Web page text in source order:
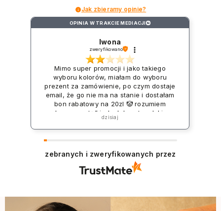
Jak zbieramy opinie?
OPINIA W TRAKCIE MEDIACJI ?
Iwona
zweryfikowano
Mimo super promocji i jako takiego
wyboru kolorów, miałam do wyboru
prezent za zamówienie, po czym dostaje
email, że go nie ma na stanie i dostałam
bon rabatowy na 20zl 🤡 rozumiem
„rekompensatę” jednak koszt np lakieru
to 39zł plus koszt przesyłki co jest w
żaden sposób niezadowalające.
dzisiaj
zebranych i zweryfikowanych przez